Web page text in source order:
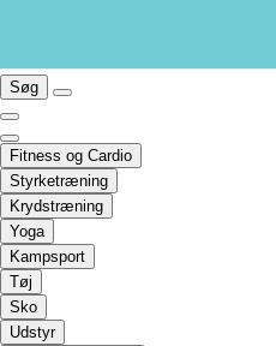
Søg
Fitness og Cardio
Styrketræning
Krydstræning
Yoga
Kampsport
Tøj
Sko
Udstyr